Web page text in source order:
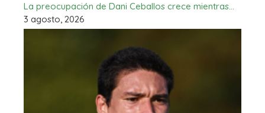
La preocupación de Dani Ceballos crece mientras…
3 agosto, 2026